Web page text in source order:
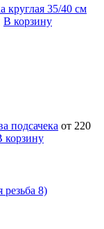
круглая 35/40 см
В корзину
подсачека от 220
корзину
резьба 8)